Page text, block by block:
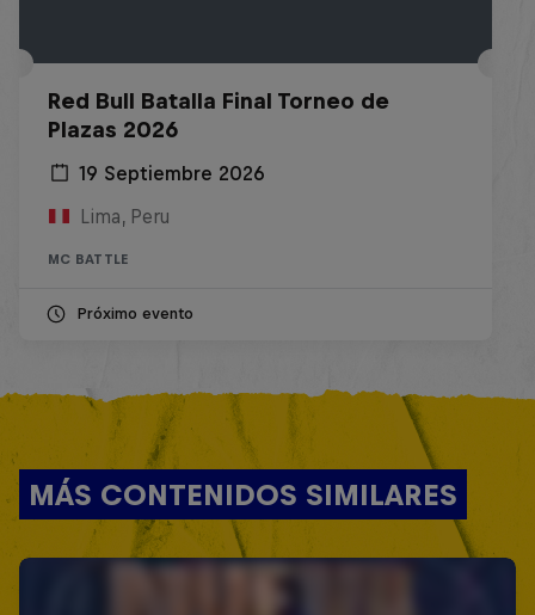
Red Bull Batalla Final Torneo de
Plazas 2026
19 Septiembre 2026
Lima, Peru
MC BATTLE
Próximo evento
MÁS CONTENIDOS SIMILARES